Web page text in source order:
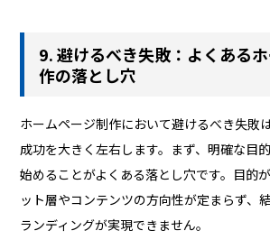
9. 避けるべき失敗：よくある
作の落とし穴
ホームページ制作において避けるべき失敗
成功を大きく左右します。まず、明確な目
始めることがよくある落とし穴です。目的
ット層やコンテンツの方向性が定まらず、
ランディングが実現できません。